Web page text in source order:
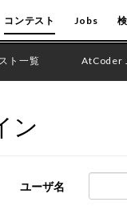
コンテスト Jobs
ト一覧 AtCoder
ン
ユーザ名